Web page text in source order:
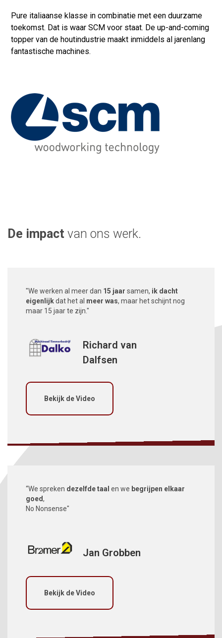
Telefoonnummer*
Plaats
Pure italiaanse klasse in combinatie met een duurzame
toekomst. Dat is waar SCM voor staat. De up-and-coming
topper van de houtindustrie maakt inmiddels al jarenlang
fantastische machines.
De impact van ons werk.
"We werken al meer dan 15 jaar samen, ik dacht
eigenlijkdat het al meer was, maar het schijnt nog
maar 15 jaar te zijn."
Richard van
Dalfsen
Bekijk de Video
“We spreken dezelfde taal en we begrijpen elkaar
goed,
No Nonsense"
Jan Grobben
Bekijk de Video